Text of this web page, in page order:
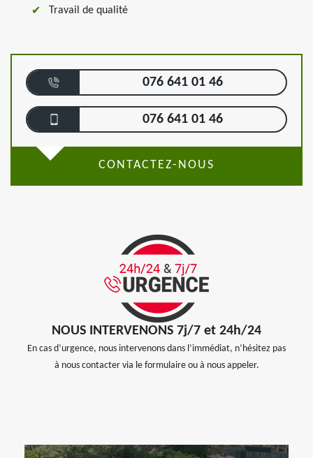
Travail de qualité
076 641 01 46
076 641 01 46
CONTACTEZ-NOUS
NOUS INTERVENONS 7j/7 et 24h/24
En cas d’urgence, nous intervenons dans l’immédiat, n’hésitez pas
à nous contacter via le formulaire ou à nous appeler.